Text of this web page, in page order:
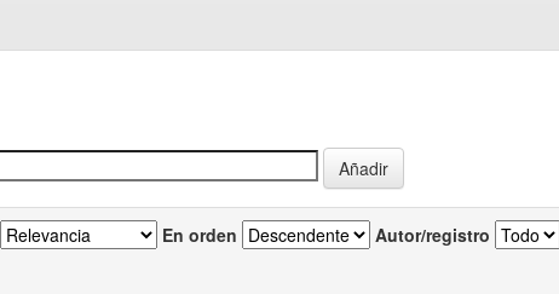
En orden Autor/registro